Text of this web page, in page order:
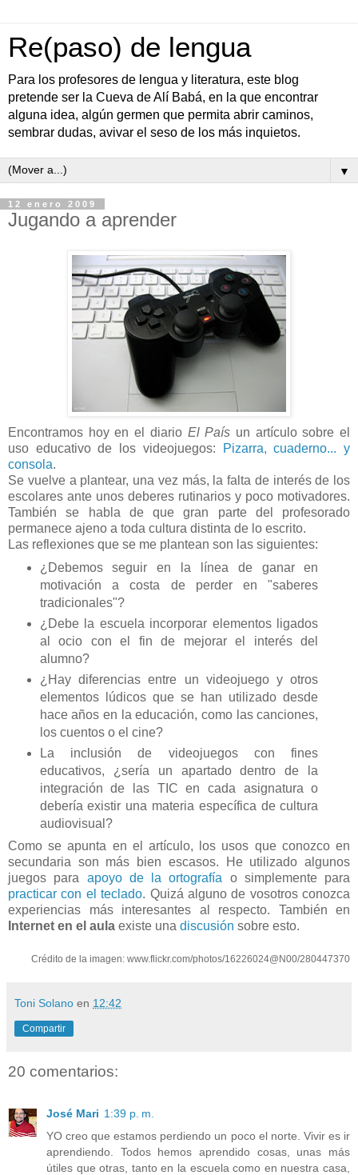
Re(paso) de lengua
Para los profesores de lengua y literatura, este blog
pretende ser la Cueva de Alí Babá, en la que encontrar
alguna idea, algún germen que permita abrir caminos,
sembrar dudas, avivar el seso de los más inquietos.
▼
12 enero 2009
Jugando a aprender
Encontramos hoy en el diario El País un artículo sobre el
uso educativo de los videojuegos:
Pizarra, cuaderno... y
consola.
Se vuelve a plantear, una vez más, la falta de interés de los
escolares ante unos deberes rutinarios y poco motivadores.
También se habla de que gran parte del profesorado
permanece ajeno a toda cultura distinta de lo escrito.
Las reflexiones que se me plantean son las siguientes:
¿Debemos seguir en la línea de ganar en
motivación a costa de perder en "saberes
tradicionales"?
¿Debe la escuela incorporar elementos ligados
al ocio con el fin de mejorar el interés del
alumno?
¿Hay diferencias entre un videojuego y otros
elementos lúdicos que se han utilizado desde
hace años en la educación, como las canciones,
los cuentos o el cine?
La inclusión de videojuegos con fines
educativos, ¿sería un apartado dentro de la
integración de las TIC en cada asignatura o
debería existir una materia específica de cultura
audiovisual?
Como se apunta en el artículo, los usos que conozco en
secundaria son más bien escasos. He utilizado algunos
juegos para apoyo de la ortografía o simplemente para
practicar con el teclado. Quizá alguno de vosotros conozca
experiencias más interesantes al respecto. También en
Internet en el aula existe una discusión sobre esto.
Crédito de la imagen: www.flickr.com/photos/16226024@N00/280447370
Toni Solano en 12:42
Compartir
20 comentarios:
José Mari 1:39 p. m.
YO creo que estamos perdiendo un poco el norte. Vivir es ir
aprendiendo. Todos hemos aprendido cosas, unas más
útiles que otras, tanto en la escuela como en nuestra casa,